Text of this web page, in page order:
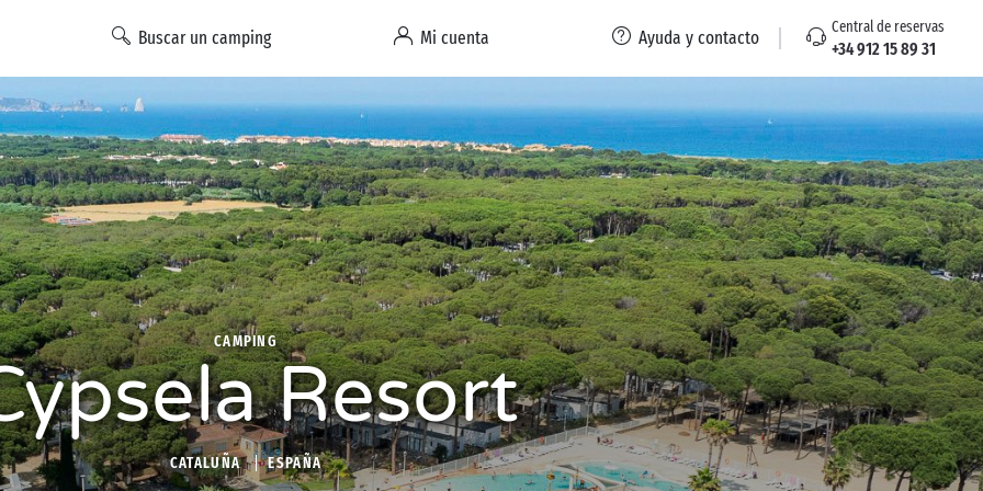
Buscar un camping Mi cuenta Ayuda y contacto Central de reservas
+34 912 15 89 31
CAMPING
Resort
CATALUÑA ESPAÑA